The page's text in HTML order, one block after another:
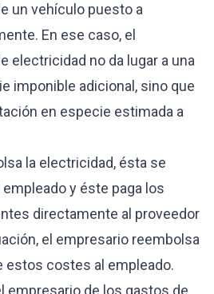
un vehículo puesto a
En ese caso, el
electricidad no da lugar a una
imponible adicional, sino que
en especie estimada a
la electricidad, ésta se
y éste paga los
directamente al proveedor
el empresario reembolsa
estos costes al empleado.
empresario de los gastos de